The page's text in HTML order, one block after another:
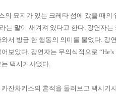
의 묘지가 있는 크레타 섬에 갔을 때의
라는 말이 새겨져 있다고 한다. 강연자는
서 방금 한 행동의 의미를 물었다. 강
어보았다. 강연자는 무의식적으로
는 택시기사였다.
잔차키스의 흔적을 둘러보고 택시기